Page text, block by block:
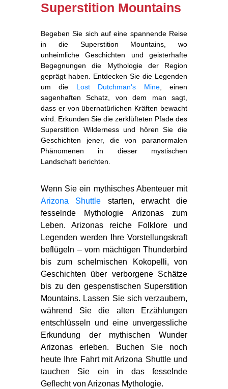
Superstition Mountains
Begeben Sie sich auf eine spannende Reise
in die Superstition Mountains, wo
unheimliche Geschichten und geisterhafte
Begegnungen die Mythologie der Region
geprägt haben. Entdecken Sie die Legenden
um die Lost Dutchman's Mine, einen
sagenhaften Schatz, von dem man sagt,
dass er von übernatürlichen Kräften bewacht
wird. Erkunden Sie die zerklüfteten Pfade des
Superstition Wilderness und hören Sie die
Geschichten jener, die von paranormalen
Phänomenen in dieser mystischen
Landschaft berichten.
Wenn Sie ein mythisches Abenteuer mit
Arizona Shuttle starten, erwacht die
fesselnde Mythologie Arizonas zum
Leben. Arizonas reiche Folklore und
Legenden werden Ihre Vorstellungskraft
beflügeln – vom mächtigen Thunderbird
bis zum schelmischen Kokopelli, von
Geschichten über verborgene Schätze
bis zu den gespenstischen Superstition
Mountains. Lassen Sie sich verzaubern,
während Sie die alten Erzählungen
entschlüsseln und eine unvergessliche
Erkundung der mythischen Wunder
Arizonas erleben. Buchen Sie noch
heute Ihre Fahrt mit Arizona Shuttle und
tauchen Sie ein in das fesselnde
Geflecht von Arizonas Mythologie.